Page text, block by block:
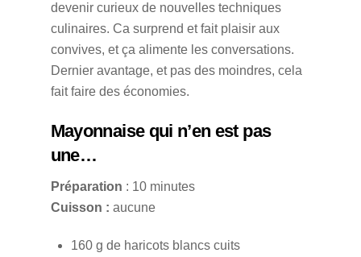
devenir curieux de nouvelles techniques
culinaires. Ca surprend et fait plaisir aux
convives, et ça alimente les conversations.
Dernier avantage, et pas des moindres, cela
fait faire des économies.
Mayonnaise qui n’en est pas
une…
Préparation : 10 minutes
Cuisson : aucune
160 g de haricots blancs cuits